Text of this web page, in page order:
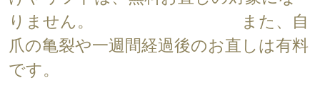
りません。 また、自
爪の亀裂や一週間経過後のお直しは有料
です。